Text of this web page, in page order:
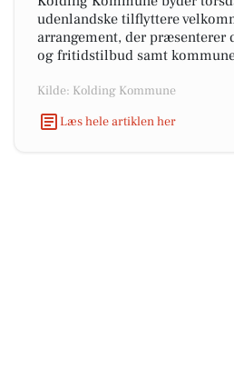
udenlandske tilflyttere
arrangement, der
og fritidstilbud samt
Kilde: Kolding Kommune
Læs hele artiklen her